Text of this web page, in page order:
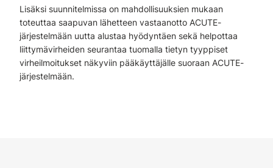
Lisäksi suunnitelmissa on mahdollisuuksien mukaan
toteuttaa saapuvan lähetteen vastaanotto ACUTE-
järjestelmään uutta alustaa hyödyntäen sekä helpottaa
liittymävirheiden seurantaa tuomalla tietyn tyyppiset
virheilmoitukset näkyviin pääkäyttäjälle suoraan ACUTE-
järjestelmään.